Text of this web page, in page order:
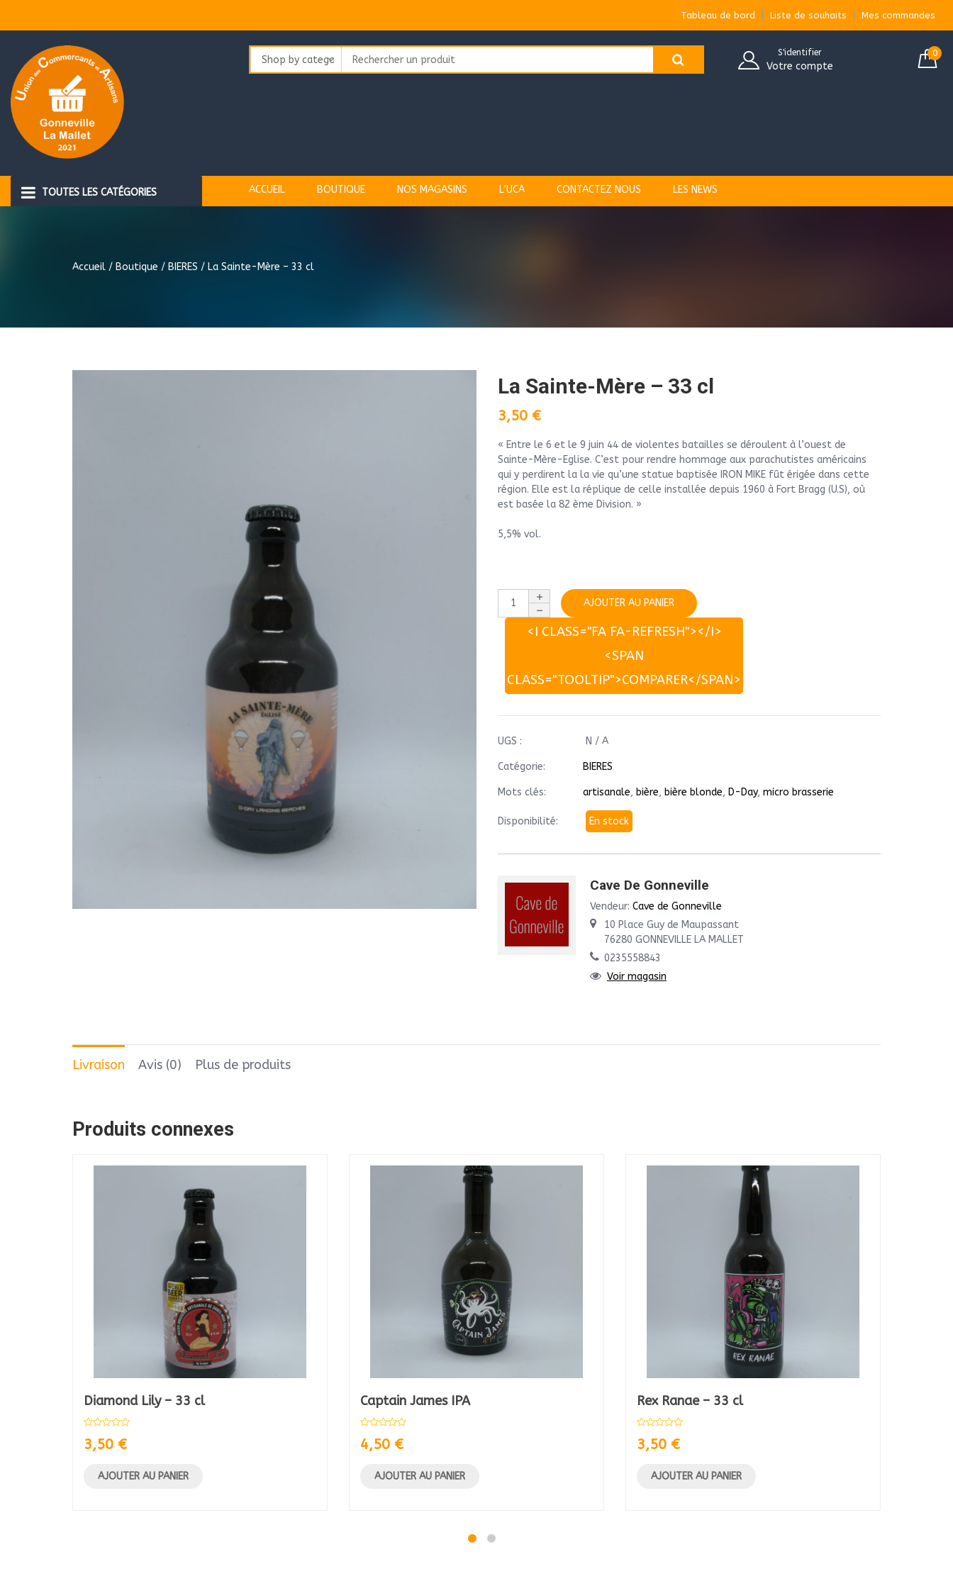
Tableau de bord Liste de souhaits Mes commandes
Search
S'identifier
Votre compte
0
TOUTES LES CATÉGORIES ACCUEIL BOUTIQUE NOS MAGASINS L’UCA CONTACTEZ NOUS LES NEWS
Accueil / Boutique / BIERES / La Sainte-Mère – 33 cl
La Sainte-Mère – 33 cl
3,50 €
« Entre le 6 et le 9 juin 44 de violentes batailles se déroulent à l’ouest de
Sainte-Mère-Eglise. C’est pour rendre hommage aux parachutistes américains
qui y perdirent la la vie qu’une statue baptisée IRON MIKE fût érigée dans cette
région. Elle est la réplique de celle installée depuis 1960 à Fort Bragg (U.S), où
est basée la 82 ème Division. »
5,5% vol.
AJOUTER AU PANIER
<I CLASS="FA FA-REFRESH"></I>
<SPAN
CLASS="TOOLTIP">COMPARER</SPAN>
UGS : N / A
Catégorie: BIERES
Mots clés: artisanale, bière, bière blonde, D-Day, micro brasserie
Disponibilité: En stock
Cave De Gonneville
Vendeur: Cave de Gonneville
10 Place Guy de Maupassant
76280 GONNEVILLE LA MALLET
0235558843
Voir magasin
Livraison Avis (0) Plus de produits
Produits connexes
Diamond Lily – 33 cl
3,50 €
AJOUTER AU PANIER
Captain James IPA
4,50 €
AJOUTER AU PANIER
Rex Ranae – 33 cl
3,50 €
AJOUTER AU PANIER